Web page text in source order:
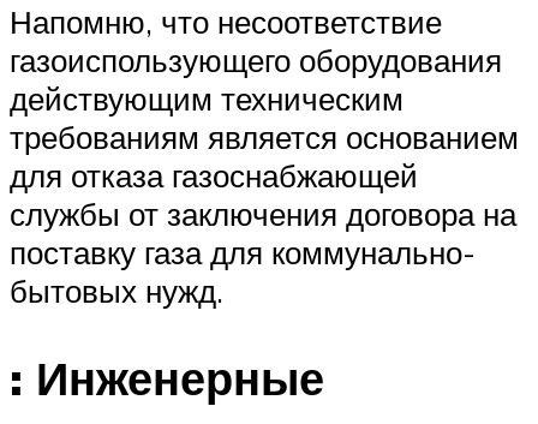
Напомню, что несоответствие
газоиспользующего оборудования
действующим техническим
требованиям является основанием
для отказа газоснабжающей
службы от заключения договора на
поставку газа для коммунально-
бытовых нужд.
: Инженерные